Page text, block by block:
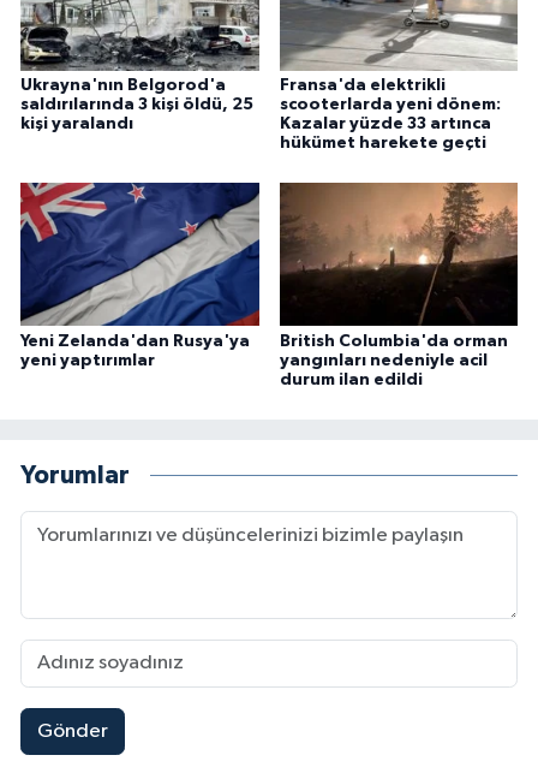
Ukrayna'nın Belgorod'a
saldırılarında 3 kişi öldü, 25
kişi yaralandı
Fransa'da elektrikli
scooterlarda yeni dönem:
Kazalar yüzde 33 artınca
hükümet harekete geçti
Yeni Zelanda'dan Rusya'ya
yeni yaptırımlar
British Columbia'da orman
yangınları nedeniyle acil
durum ilan edildi
Yorumlar
Gönder